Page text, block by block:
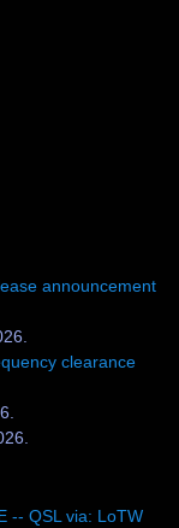
announcement
clearance
-- QSL via: LoTW